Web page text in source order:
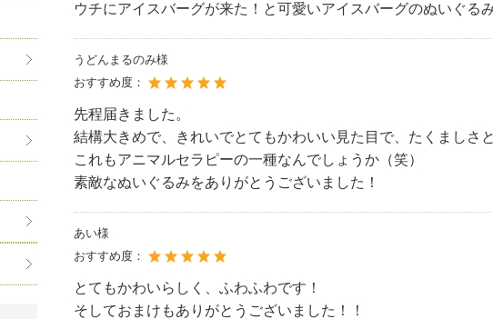
ウチにアイスバーグが来た！と可愛いアイスバーグのぬいぐ
うどんまるのみ様
おすすめ度：
先程届きました。
結構大きめで、きれいでとてもかわいい見た目で、たくましさ
これもアニマルセラピーの一種なんでしょうか（笑）
素敵なぬいぐるみをありがとうございました！
あい様
おすすめ度：
とてもかわいらしく、ふわふわです！
そしておまけもありがとうございました！！